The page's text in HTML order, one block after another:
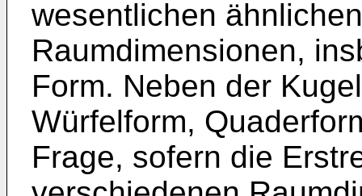
wesentlichen
Raumdimensionen,
Form. Neben der
Würfelform,
Frage, sofern die